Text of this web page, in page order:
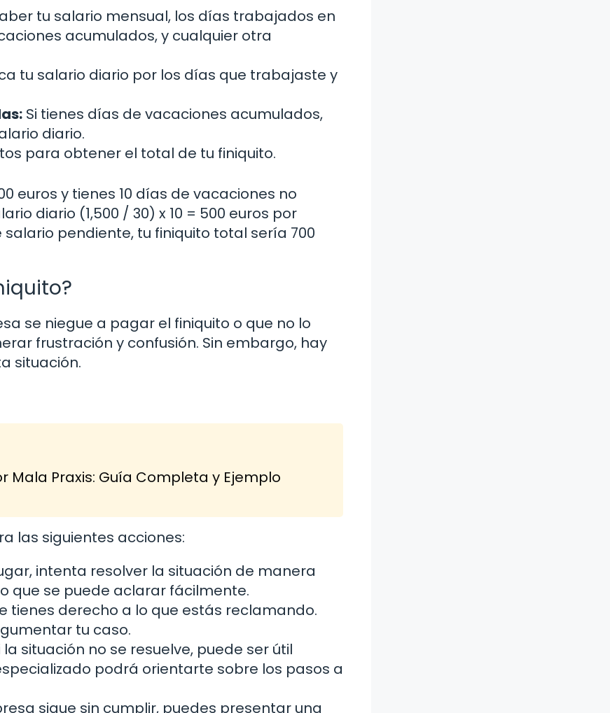
tu salario mensual, los días trabajados en
acumulados, y cualquier otra
tu salario diario por los días que trabajaste y
Si tienes días de vacaciones acumulados,
diario.
para obtener el total de tu finiquito.
euros y tienes 10 días de vacaciones no
diario (1,500 / 30) x 10 = 500 euros por
pendiente, tu finiquito total sería 700
se niegue a pagar el finiquito o que no lo
frustración y confusión. Sin embargo, hay
situación.
Praxis: Guía Completa y Ejemplo
las siguientes acciones:
intenta resolver la situación de manera
que se puede aclarar fácilmente.
tienes derecho a lo que estás reclamando.
tu caso.
la situación no se resuelve, puede ser útil
podrá orientarte sobre los pasos a
sigue sin cumplir, puedes presentar una